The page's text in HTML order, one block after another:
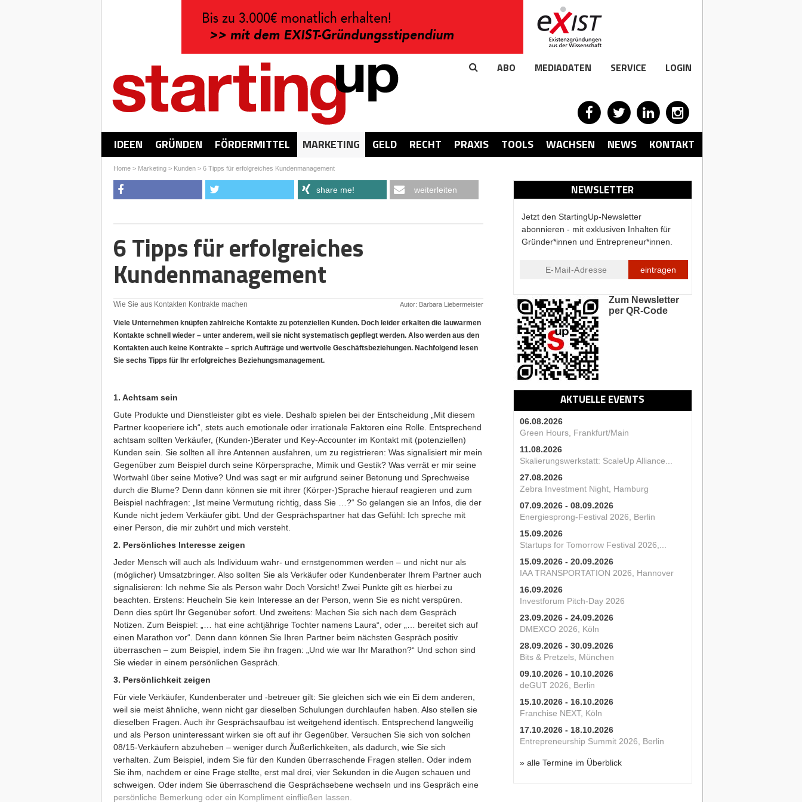
ABO MEDIADATEN SERVICE LOGIN
IDEEN GRÜNDEN FÖRDERMITTEL MARKETING GELD RECHT PRAXIS TOOLS WACHSEN NEWS KONTAKT
Home> Marketing> Kunden> 6 Tipps für erfolgreiches Kundenmanagement
NEWSLETTER
Jetzt den StartingUp-Newsletter
abonnieren - mit exklusiven Inhalten für
Gründer*innen und Entrepreneur*innen.
eintragen
Zum Newsletter
per QR-Code
AKTUELLE EVENTS
06.08.2026
Green Hours, Frankfurt/Main
11.08.2026
Skalierungswerkstatt: ScaleUp Alliance...
27.08.2026
Zebra Investment Night, Hamburg
07.09.2026 - 08.09.2026
Energiesprong-Festival 2026, Berlin
15.09.2026
Startups for Tomorrow Festival 2026,...
15.09.2026 - 20.09.2026
IAA TRANSPORTATION 2026, Hannover
16.09.2026
Investforum Pitch-Day 2026
23.09.2026 - 24.09.2026
DMEXCO 2026, Köln
28.09.2026 - 30.09.2026
Bits & Pretzels, München
09.10.2026 - 10.10.2026
deGUT 2026, Berlin
15.10.2026 - 16.10.2026
Franchise NEXT, Köln
17.10.2026 - 18.10.2026
Entrepreneurship Summit 2026, Berlin
» alle Termine im Überblick
share me! weiterleiten
6 Tipps für erfolgreiches
Kundenmanagement
Wie Sie aus Kontakten Kontrakte machen Autor: Barbara Liebermeister
Viele Unternehmen knüpfen zahlreiche Kontakte zu potenziellen Kunden. Doch leider erkalten die lauwarmen
Kontakte schnell wieder – unter anderem, weil sie nicht systematisch gepflegt werden. Also werden aus den
Kontakten auch keine Kontrakte – sprich Aufträge und wertvolle Geschäftsbeziehungen. Nachfolgend lesen
Sie sechs Tipps für Ihr erfolgreiches Beziehungsmanagement.
1. Achtsam sein
Gute Produkte und Dienstleister gibt es viele. Deshalb spielen bei der Entscheidung „Mit diesem
Partner kooperiere ich“, stets auch emotionale oder irrationale Faktoren eine Rolle. Entsprechend
achtsam sollten Verkäufer, (Kunden-)Berater und Key-Accounter im Kontakt mit (potenziellen)
Kunden sein. Sie sollten all ihre Antennen ausfahren, um zu registrieren: Was signalisiert mir mein
Gegenüber zum Beispiel durch seine Körpersprache, Mimik und Gestik? Was verrät er mir seine
Wortwahl über seine Motive? Und was sagt er mir aufgrund seiner Betonung und Sprechweise
durch die Blume? Denn dann können sie mit ihrer (Körper-)Sprache hierauf reagieren und zum
Beispiel nachfragen: „Ist meine Vermutung richtig, dass Sie …?“ So gelangen sie an Infos, die der
Kunde nicht jedem Verkäufer gibt. Und der Gesprächspartner hat das Gefühl: Ich spreche mit
einer Person, die mir zuhört und mich versteht.
2. Persönliches Interesse zeigen
Jeder Mensch will auch als Individuum wahr- und ernstgenommen werden – und nicht nur als
(möglicher) Umsatzbringer. Also sollten Sie als Verkäufer oder Kundenberater Ihrem Partner auch
signalisieren: Ich nehme Sie als Person wahr Doch Vorsicht! Zwei Punkte gilt es hierbei zu
beachten. Erstens: Heucheln Sie kein Interesse an der Person, wenn Sie es nicht verspüren.
Denn dies spürt Ihr Gegenüber sofort. Und zweitens: Machen Sie sich nach dem Gespräch
Notizen. Zum Beispiel: „… hat eine achtjährige Tochter namens Laura“, oder „… bereitet sich auf
einen Marathon vor“. Denn dann können Sie Ihren Partner beim nächsten Gespräch positiv
überraschen – zum Beispiel, indem Sie ihn fragen: „Und wie war Ihr Marathon?“ Und schon sind
Sie wieder in einem persönlichen Gespräch.
3. Persönlichkeit zeigen
Für viele Verkäufer, Kundenberater und -betreuer gilt: Sie gleichen sich wie ein Ei dem anderen,
weil sie meist ähnliche, wenn nicht gar dieselben Schulungen durchlaufen haben. Also stellen sie
dieselben Fragen. Auch ihr Gesprächsaufbau ist weitgehend identisch. Entsprechend langweilig
und als Person uninteressant wirken sie oft auf ihr Gegenüber. Versuchen Sie sich von solchen
08/15-Verkäufern abzuheben – weniger durch Äußerlichkeiten, als dadurch, wie Sie sich
verhalten. Zum Beispiel, indem Sie für den Kunden überraschende Fragen stellen. Oder indem
Sie ihm, nachdem er eine Frage stellte, erst mal drei, vier Sekunden in die Augen schauen und
schweigen. Oder indem Sie überraschend die Gesprächsebene wechseln und ins Gespräch eine
persönliche Bemerkung oder ein Kompliment einfließen lassen.